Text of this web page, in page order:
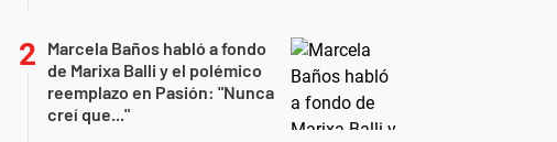
Marcela Baños habló a fondo
de Marixa Balli y el polémico
reemplazo en Pasión: "Nunca
creí que..."